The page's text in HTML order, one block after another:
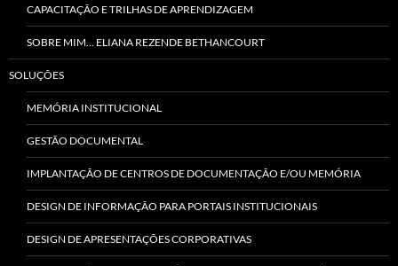
CAPACITAÇÃO E TRILHAS DE APRENDIZAGEM
SOBRE MIM… ELIANA REZENDE BETHANCOURT
SOLUÇÕES
MEMÓRIA INSTITUCIONAL
GESTÃO DOCUMENTAL
IMPLANTAÇÃO DE CENTROS DE DOCUMENTAÇÃO E/OU MEMÓRIA
DESIGN DE INFORMAÇÃO PARA PORTAIS INSTITUCIONAIS
DESIGN DE APRESENTAÇÕES CORPORATIVAS